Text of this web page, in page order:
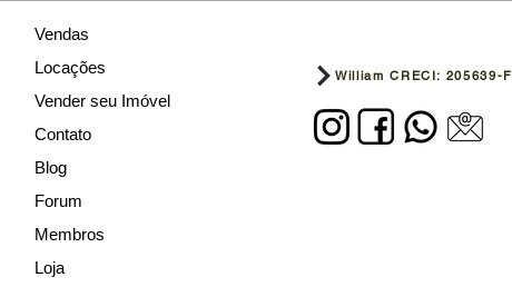
Vendas
Locações
Vender seu Imóvel
Contato
Blog
Forum
Membros
Loja
William CRECI: 205639-F